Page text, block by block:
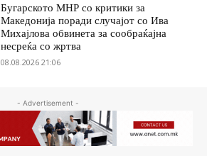
Бугарското МНР со критики за
Македонија поради случајот со Ива
Михајлова обвинета за сообраќајна
несреќа со жртва
08.08.2026 21:06
- Advertisement -